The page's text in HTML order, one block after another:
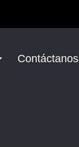
Contáctanos